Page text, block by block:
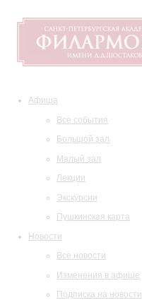
Афиша
Все события
Большой зал
Малый зал
Лекции
Экскурсии
Пушкинская карта
Новости
Все новости
Изменения в афише
Подписка на новости